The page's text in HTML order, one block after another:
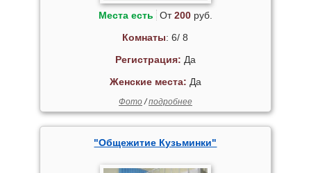
Места есть От200руб.
Комнаты: 6/ 8
Регистрация: Да
Женские места: Да
Фото/подробнее
"Общежитие Кузьминки"